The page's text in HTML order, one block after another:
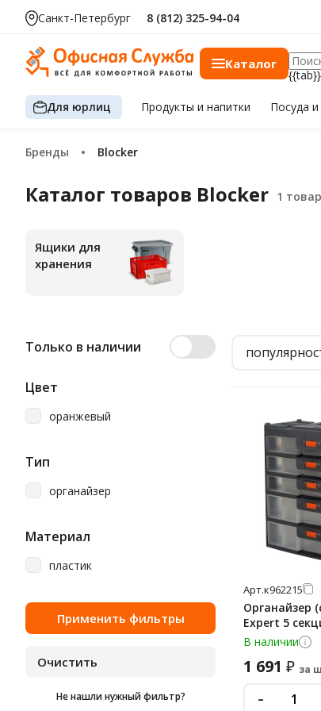
Санкт-Петербург 8 (812) 325-94-04
Каталог
{{tab}}
Для юрлиц Продуктыи напитки Посуда и
Бренды Blocker
Каталог товаров Blocker
Ящики для
хранения
Только в наличии
Цвет
оранжевый
Тип
органайзер
Материал
пластик
Не нашли нужный фильтр?
Арт.к962215
Органайзер
Expert 5
В наличии
1 691 ₽ за
-